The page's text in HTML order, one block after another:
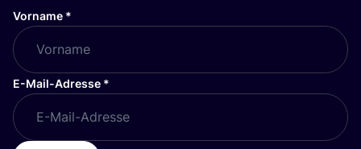
Vorname *
E-Mail-Adresse *